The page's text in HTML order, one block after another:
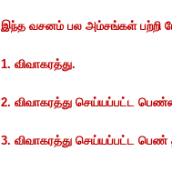
இந்த வசனம் பல அம்சங்கள் பற்றி
1. விவாகரத்து.
2. விவாகரத்து செய்யப்பட்ட
3. விவாகரத்து செய்யப்பட்ட பெண்